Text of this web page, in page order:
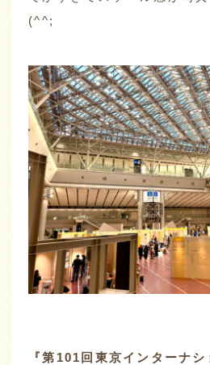
(^^;
『第101回東京インターナ